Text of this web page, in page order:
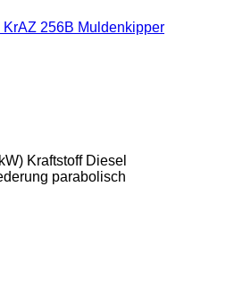
KrAZ 256B Muldenkipper
Kraftstoff Diesel
parabolisch